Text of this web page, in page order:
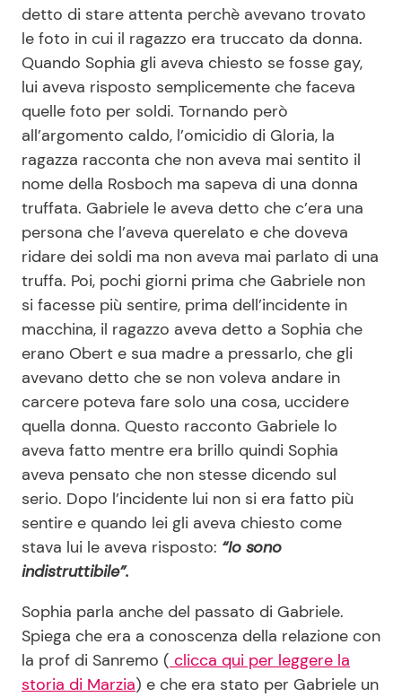
detto di stare attenta perchè avevano trovato
le foto in cui il ragazzo era truccato da donna.
Quando Sophia gli aveva chiesto se fosse gay,
lui aveva risposto semplicemente che faceva
quelle foto per soldi. Tornando però
all’argomento caldo, l’omicidio di Gloria, la
ragazza racconta che non aveva mai sentito il
nome della Rosboch ma sapeva di una donna
truffata. Gabriele le aveva detto che c’era una
persona che l’aveva querelato e che doveva
ridare dei soldi ma non aveva mai parlato di una
truffa. Poi, pochi giorni prima che Gabriele non
si facesse più sentire, prima dell’incidente in
macchina, il ragazzo aveva detto a Sophia che
erano Obert e sua madre a pressarlo, che gli
avevano detto che se non voleva andare in
carcere poteva fare solo una cosa, uccidere
quella donna. Questo racconto Gabriele lo
aveva fatto mentre era brillo quindi Sophia
aveva pensato che non stesse dicendo sul
serio. Dopo l’incidente lui non si era fatto più
sentire e quando lei gli aveva chiesto come
stava lui le aveva risposto: “Io sono
indistruttibile”.
Sophia parla anche del passato di Gabriele.
Spiega che era a conoscenza della relazione con
la prof di Sanremo ( clicca qui per leggere la
storia di Marzia) e che era stato per Gabriele un